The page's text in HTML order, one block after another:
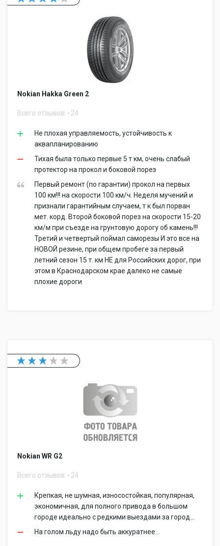
Nokian Hakka Green 2
Всего отзывов 24
Не плохая управляемость, устойчивость к
аквапланированию
Тихая была только первые 5 т км, очень слабый
протектор на прокол и боковой порез
Первый ремонт (по гарантии) прокол на первых
100 км!!! на скорости 100 км/ч. Неделя мучений и
признали гарантийным случаем, т к был порван
мет. корд. Второй боковой порез на скорости 15-20
км/м при съезде на грунтовую дорогу об камень!!!
Третий и четвертый поймал саморезы И это все на
НОВОЙ резине, при общем пробеге за первый
летний сезон 15 т. км НЕ для Российских дорог, при
этом в Краснодарском крае далеко не самые
плохие дороги
Nokian WR G2
Всего отзывов 24
Крепкая, не шумная, износостойкая, популярная,
экономичная, для полного привода в большом
городе идеально с редкими выездами за город...
На голом льду надо быть аккуратнее...